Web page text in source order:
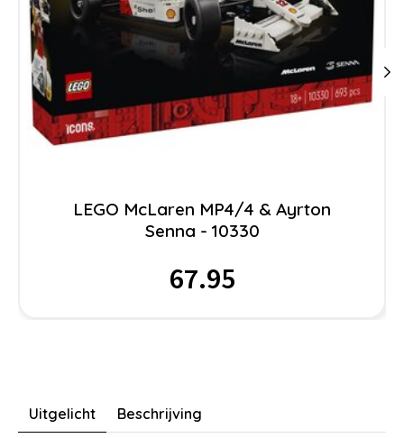
LEGO McLaren MP4/4 & Ayrton
Senna - 10330
67.95
Uitgelicht Beschrijving